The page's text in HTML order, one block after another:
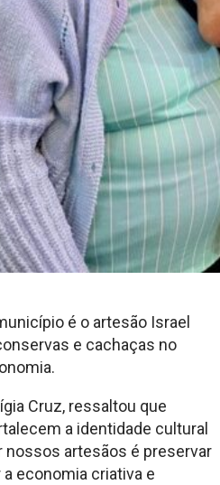
é o artesão Israel
e cachaças no
Cruz, ressaltou que
a identidade cultural
nossos artesãos é preservar
economia criativa e